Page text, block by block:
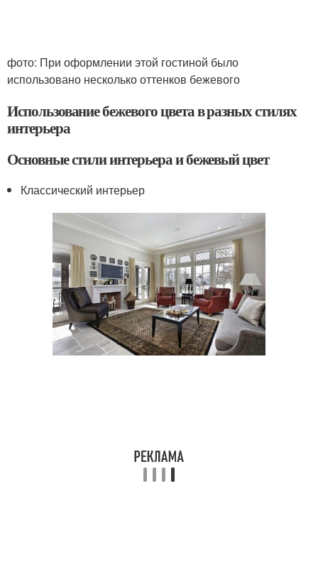
фото: При оформлении этой гостиной было
использовано несколько оттенков бежевого
Использование бежевого цвета в разных стилях
интерьера
Основные стили интерьера и бежевый цвет
Классический интерьер